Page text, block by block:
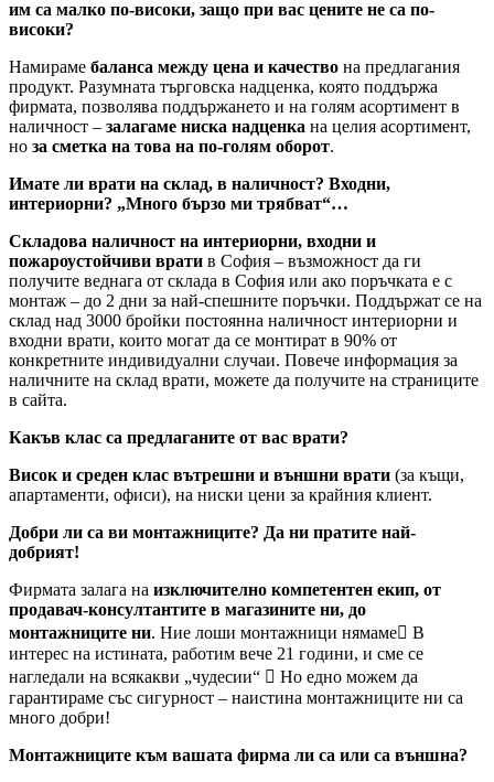
им са малко по-високи, защо при вас цените не са по-
високи?
Намираме баланса между цена и качество на предлагания
продукт. Разумната търговска надценка, която поддържа
фирмата, позволява поддържането и на голям асортимент в
наличност – залагаме ниска надценка на целия асортимент,
но за сметка на това на по-голям оборот.
Имате ли врати на склад, в наличност? Входни,
интериорни? „Много бързо ми трябват“…
Складова наличност на интериорни, входни и
пожароустойчиви врати в София – възможност да ги
получите веднага от склада в София или ако поръчката е с
монтаж – до 2 дни за най-спешните поръчки. Поддържат се на
склад над 3000 бройки постоянна наличност интериорни и
входни врати, които могат да се монтират в 90% от
конкретните индивидуални случаи. Повече информация за
наличните на склад врати, можете да получите на страниците
в сайта.
Какъв клас са предлаганите от вас врати?
Висок и среден клас вътрешни и външни врати (за къщи,
апартаменти, офиси), на ниски цени за крайния клиент.
Добри ли са ви монтажниците? Да ни пратите най-
добрият!
Фирмата залага на изключително компетентен екип, от
продавач-консултантите в магазините ни, до
монтажниците ни. Ние лоши монтажници нямаме В
интерес на истината, работим вече 21 години, и сме се
нагледали на всякакви „чудесии“  Но едно можем да
гарантираме със сигурност – наистина монтажниците ни са
много добри!
Монтажниците към вашата фирма ли са или са външна?